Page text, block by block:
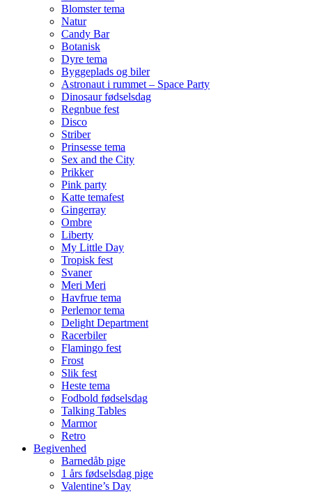
Blomster tema
Natur
Candy Bar
Botanisk
Dyre tema
Byggeplads og biler
Astronaut i rummet – Space Party
Dinosaur fødselsdag
Regnbue fest
Disco
Striber
Prinsesse tema
Sex and the City
Prikker
Pink party
Katte temafest
Gingerray
Ombre
Liberty
My Little Day
Tropisk fest
Svaner
Meri Meri
Havfrue tema
Perlemor tema
Delight Department
Racerbiler
Flamingo fest
Frost
Slik fest
Heste tema
Fodbold fødselsdag
Talking Tables
Marmor
Retro
Begivenhed
Barnedåb pige
1 års fødselsdag pige
Valentine’s Day